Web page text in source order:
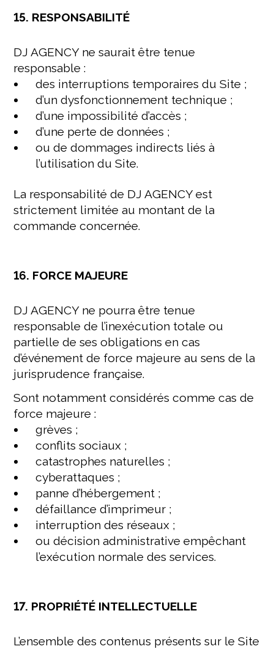
15. RESPONSABILITÉ
DJ AGENCY ne saurait être tenue
responsable :
des interruptions temporaires du Site ;
d’un dysfonctionnement technique ;
d’une impossibilité d’accès ;
d’une perte de données ;
ou de dommages indirects liés à
l’utilisation du Site.
La responsabilité de DJ AGENCY est
strictement limitée au montant de la
commande concernée.
16. FORCE MAJEURE
DJ AGENCY ne pourra être tenue
responsable de l’inexécution totale ou
partielle de ses obligations en cas
d’événement de force majeure au sens de la
jurisprudence française.
Sont notamment considérés comme cas de
force majeure :
grèves ;
conflits sociaux ;
catastrophes naturelles ;
cyberattaques ;
panne d’hébergement ;
défaillance d’imprimeur ;
interruption des réseaux ;
ou décision administrative empêchant
l’exécution normale des services.
17. PROPRIÉTÉ INTELLECTUELLE
L’ensemble des contenus présents sur le Site